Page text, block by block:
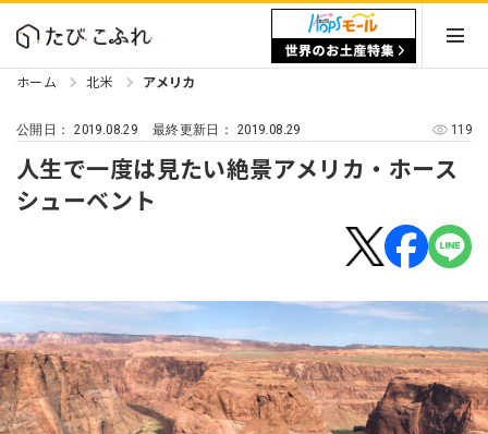
ホーム 北米 アメリカ
公開日：2019.08.29 最終更新日： 2019.08.29 119
人生で一度は見たい絶景アメリカ・ホース
シューベント